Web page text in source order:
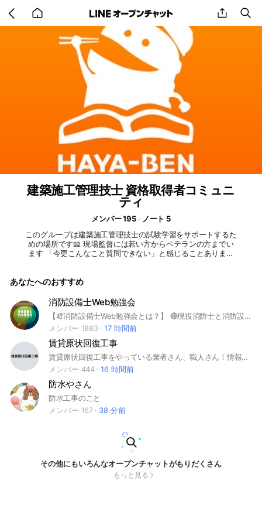
back
to
home
share
建築施工管理技士 資格取得者コミュニ
ティ
メンバー 195
ノート 5
このグループは建築施工管理技士の試験学習をサポートするた
めの場所です📖 現場監督には若い方からベテランの方までい
ます 「今更こんなこと質問できない」と感じることありませ
た結果をスクショして共有もしてください。褒め合いましょ
も、後輩をサポートしてください！ #二級建築施工管理技士
#一級建築施工管理技士 #試験対策 #質問 #学習報告 #セ
コカン
あなたへのおすすめ
消防設備士Web勉強会
【🧯消防設備士Web勉強会とは？】 🔴現役消防士と消防設備士が共同管理・運営しているLINEオープンチャットです。 🔴消防設備士の過去問や勉強方法、現場実務における問題解決方法を日本全国の消防関係者が集まって情報共有しています。 🔴もちろん参加は無料！ 今すぐ参加して消防の知識と人脈を広げましょう！ 【👥こんな方にオススメ！】 • 消防設備士試験合格を目指す方 • 現場でのトラブル解決方法を知りたい方 • 消防設備に関する最新情報を常に知りたい方 • 消防関係者と交流し、人脈を広げたい方 ** 主な情報内容** 【💯消防設備士試験過去問解説】 o 過去問の分析に基づいた出題傾向解説 o 問題の解き方やポイントを分かりやすく解説 o 試験対策に役立つアドバイスを提供 【💡現場実務トラブル解決】 o 現場で起こりがちなトラブル事例を紹介 o 経験豊富な消防士・消防設備士による解決方法を解説 o 法令に基づいた適切な対応方法を学べる 【🆕最新消防情報】 o 消防法令改正や設備に関する最新情報をいち早く配信 o 業界ニュースや技術動向を常に把握できる o 業務に役立つ最新知識を習得できる 【🤝消防設備士・消防士との交流】 o 同じ志を持つ仲間と情報交換や意見交換 o 疑問や悩みを気軽に相談できる o 人脈を広げ、仕事に役立てられる 【📣その他】 • 資格取得を目指す方への応援メッセージ • 勉強会やイベント情報 • 求人情報 ※ 参加前に必ずプロフィール設定をお願いします。 多くの消防関係者の方のご参加をお待ちしております！ 一緒に消防の知識と人脈を広げ、安全な社会づくりに貢献しましょう！ #消防設備士 #消防士 #試験対策 #現場実務 #情報交換 #交流 #無料 #オープンチャット
メンバー 1883
17 時間前
賃貸原状回復工事
賃貸原状回復工事をやっている業者さん、職人さん！情報交換しましょう！ #多能工 #賃貸原状回復工事 #賃貸 #原状回復工事 #空室 #クロス #CF #ソフト巾木 #レイフロア #フロアタイル #設備 #電気 #エアコン #塗装 #シート #リアテック #ダイノック #ハウスクリーニング #ルームクリーニング #クリーニング #修繕工事 #小修繕工事 #雑工事 #畳 #ガラス工事 #建具
メンバー 444
16 時間前
防水やさん
防水工事のこと
メンバー 167
38 分前
その他にもいろんなオープンチャットがもりだくさん
もっと見る